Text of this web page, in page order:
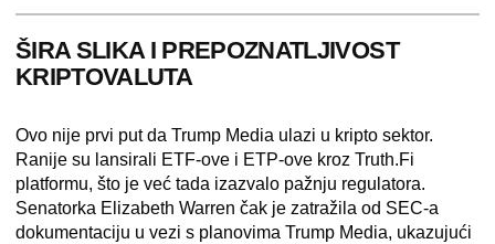
ŠIRA SLIKA I PREPOZNATLJIVOST
KRIPTOVALUTA
Ovo nije prvi put da Trump Media ulazi u kripto sektor.
Ranije su lansirali ETF-ove i ETP-ove kroz Truth.Fi
platformu, što je već tada izazvalo pažnju regulatora.
Senatorka Elizabeth Warren čak je zatražila od SEC-a
dokumentaciju u vezi s planovima Trump Media, ukazujući